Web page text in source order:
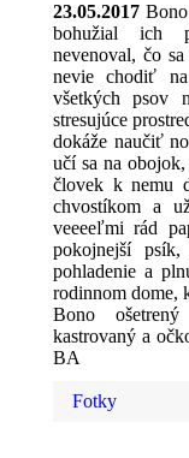
23.05.2017
bohužial ich
nevenoval, čo
nevie chodiť
všetkých psov
stresujúce
dokáže naučiť
učí sa na
človek k nemu
chvostíkom a
veeeeľmi rád
pokojnejší
pohladenie a
rodinnom dome,
Bono
kastrovaný a
BA
Fotky